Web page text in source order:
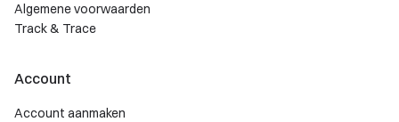
Algemene voorwaarden
Track & Trace
Account
Account aanmaken